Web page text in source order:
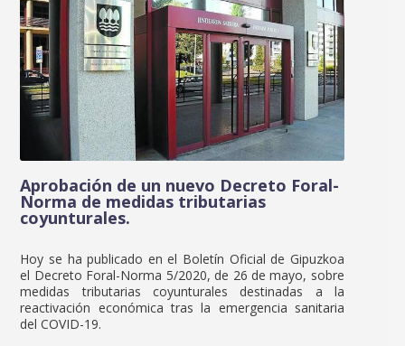
Aprobación de un nuevo Decreto Foral-
Norma de medidas tributarias
coyunturales.
Hoy se ha publicado en el Boletín Oficial de Gipuzkoa
el Decreto Foral-Norma 5/2020, de 26 de mayo, sobre
medidas tributarias coyunturales destinadas a la
reactivación económica tras la emergencia sanitaria
del COVID-19.